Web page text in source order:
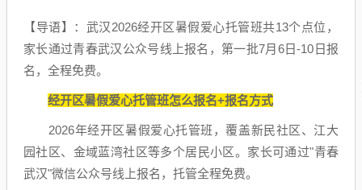
【导语】：武汉2026经开区暑假爱心托管班共13个点位，
家长通过青春武汉公众号线上报名，第一批7月6日-10日报
名，全程免费。
经开区暑假爱心托管班怎么报名+报名方式
2026年经开区暑假爱心托管班，覆盖新民社区、江大
园社区、金域蓝湾社区等多个居民小区。家长可通过"青春
武汉"微信公众号线上报名，托管全程免费。